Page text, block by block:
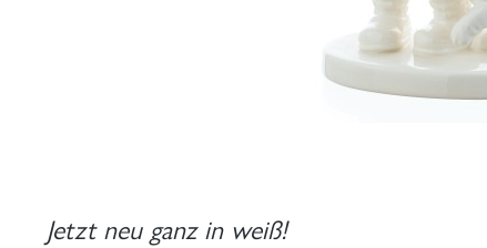
Jetzt neu ganz in weiß!